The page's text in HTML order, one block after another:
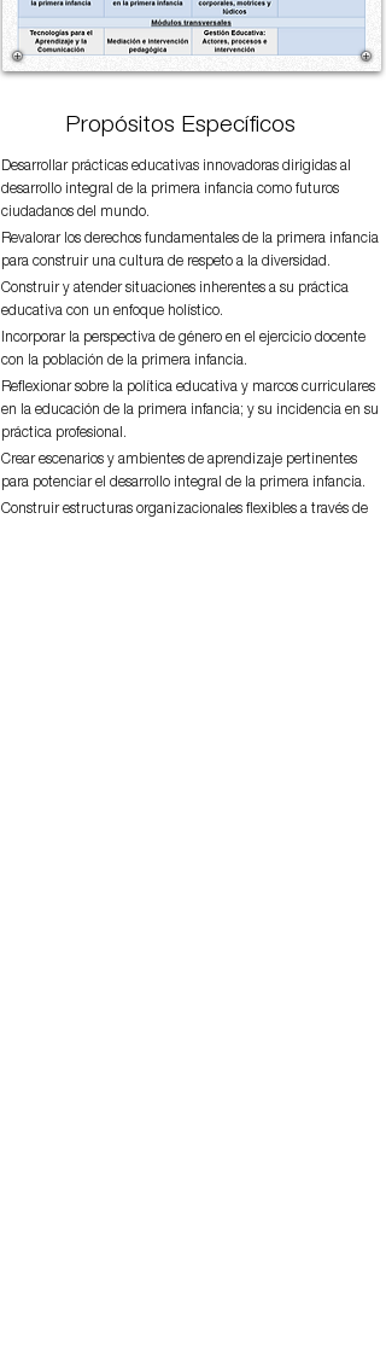
Propósitos Específicos
Desarrollar prácticas educativas innovadoras dirigidas al
desarrollo integral de la primera infancia como futuros
ciudadanos del mundo.
Revalorar los derechos fundamentales de la primera infancia
para construir una cultura de respeto a la diversidad.
Construir y atender situaciones inherentes a su práctica
educativa con un enfoque holístico.
Incorporar la perspectiva de género en el ejercicio docente
con la población de la primera infancia.
Reflexionar sobre la política educativa y marcos curriculares
en la educación de la primera infancia; y su incidencia en su
práctica profesional.
Crear escenarios y ambientes de aprendizaje pertinentes
para potenciar el desarrollo integral de la primera infancia.
Construir estructuras organizacionales flexibles a través de